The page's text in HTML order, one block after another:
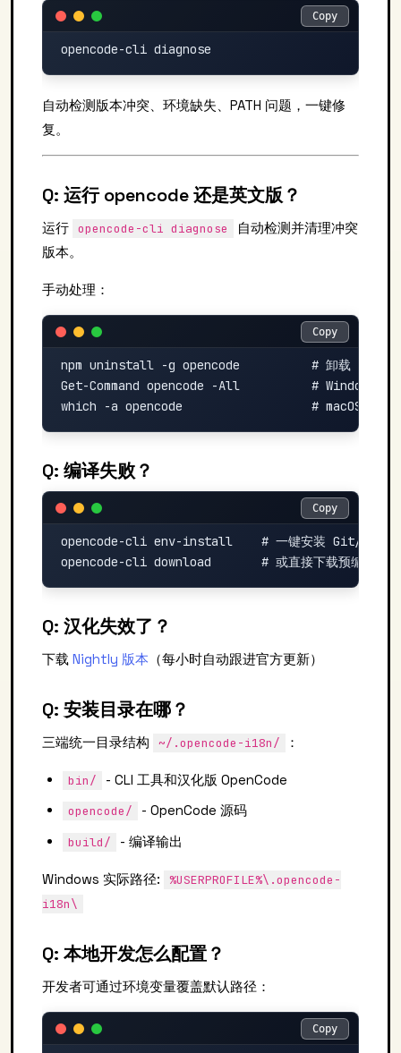
Copy
Copy
自动检测版本冲突、环境缺失、PATH 问题，一键修
复。
Q: 运行 opencode 还是英文版？
运行 opencode-cli diagnose
自动检测并清理冲突
版本。
手动处理：
npm uninstall -g opencode          # 卸载 npm 版
Get-Command opencode -All          # Windows 查
Copy
Copy
Q: 编译失败？
opencode-cli env-install    # 一键安装 Git/Node/
Copy
Copy
Q: 汉化失效了？
下载 Nightly 版本 （每小时自动跟进官方更新）
Q: 安装目录在哪？
三端统一目录结构 ~/.opencode-i18n/ ：
bin/ - CLI 工具和汉化版 OpenCode
opencode/ - OpenCode 源码
build/ - 编译输出
Windows 实际路径:
%USERPROFILE%\.opencode-
i18n\
Q: 本地开发怎么配置？
开发者可通过环境变量覆盖默认路径：
Copy
Copy